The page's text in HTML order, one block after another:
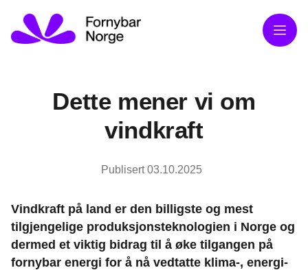
Meny
Dette mener vi om
vindkraft
Publisert03.10.2025
Vindkraft på land er den billigste og mest
tilgjengelige produksjonsteknologien i Norge og
dermed et viktig bidrag til å øke tilgangen på
fornybar energi for å nå vedtatte klima-, energi-